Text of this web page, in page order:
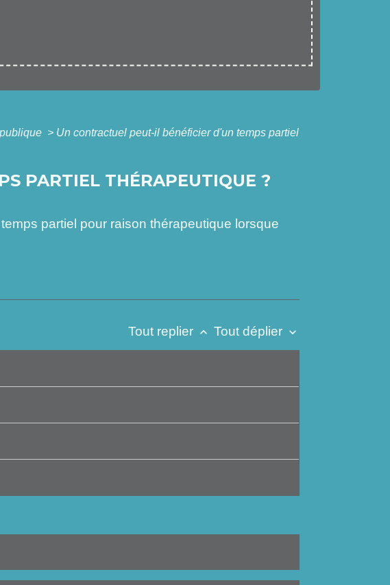
> Un contractuel peut-il bénéficier d'un temps partiel
PARTIEL THÉRAPEUTIQUE ?
partiel pour raison thérapeutique lorsque
Tout replier keyboard_arrow_up Tout déplier keyboard_arrow_down